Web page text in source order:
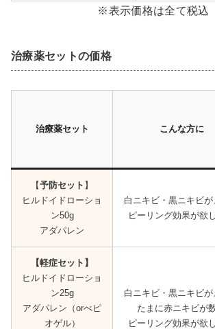
※表示価格は全て税込
治療薬セットの価格
治療薬セット こんな方に
【予防セット 】
ヒルドイドローショ
ン50g
アダパレン
白ニキビ・黒ニキビが
ピーリング効果が欲
【軽症セット】
ヒルドイドローショ
ン25g
アダパレン（orべピ
オゲル）
白ニキビ・黒ニキビが
たまに赤ニキビが
ピーリング効果が欲